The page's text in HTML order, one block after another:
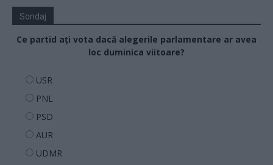
Sondaj
Ce partid ați vota dacă alegerile parlamentare ar avea
loc duminica viitoare?
USR
PNL
PSD
AUR
UDMR